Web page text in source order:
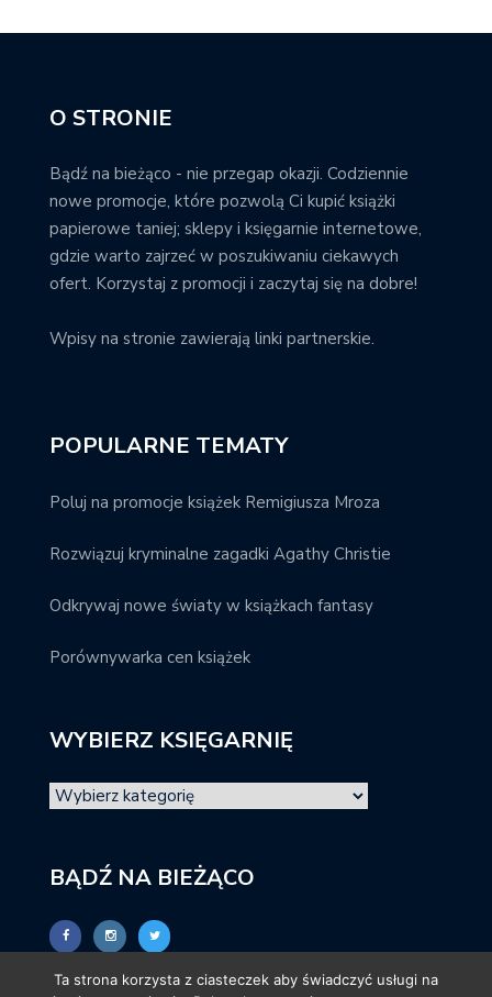
O STRONIE
Bądź na bieżąco - nie przegap okazji. Codziennie
nowe promocje, które pozwolą Ci kupić książki
papierowe taniej; sklepy i księgarnie internetowe,
gdzie warto zajrzeć w poszukiwaniu ciekawych
ofert. Korzystaj z promocji i zaczytaj się na dobre!
Wpisy na stronie zawierają linki partnerskie.
POPULARNE TEMATY
Poluj na promocje książek Remigiusza Mroza
Rozwiązuj kryminalne zagadki Agathy Christie
Odkrywaj nowe światy w książkach fantasy
Porównywarka cen książek
WYBIERZ KSIĘGARNIĘ
BĄDŹ NA BIEŻĄCO
Ta strona korzysta z ciasteczek aby świadczyć usługi na